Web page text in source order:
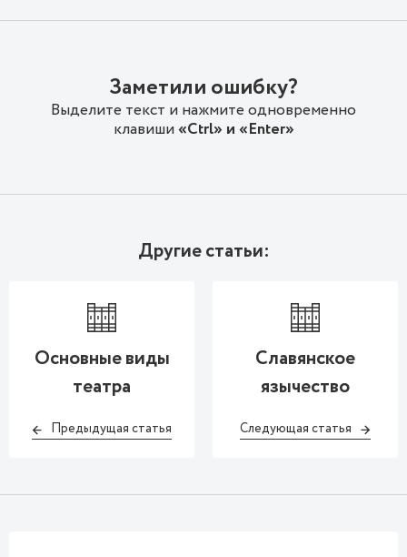
Заметили ошибку?
Выделите текст и нажмите одновременно
клавиши«Ctrl» и «Enter»
Другие статьи:
Основные виды
театра
Предыдущая статья
Славянское
язычество
Следующая статья